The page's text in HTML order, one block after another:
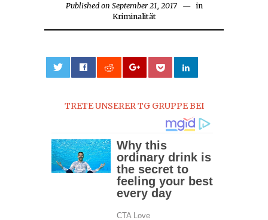
Published on September 21, 2017September
in
Kriminalität
TRETE UNSERER TG GRUPPE BEI